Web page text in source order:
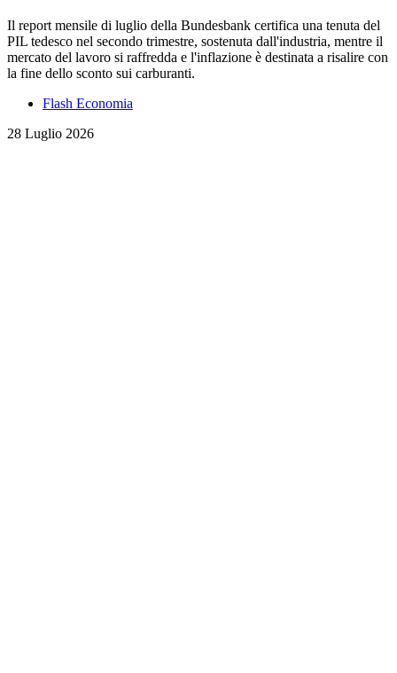
Il report mensile di luglio della Bundesbank certifica una tenuta del
PIL tedesco nel secondo trimestre, sostenuta dall'industria, mentre il
mercato del lavoro si raffredda e l'inflazione è destinata a risalire con
la fine dello sconto sui carburanti.
Flash Economia
28 Luglio 2026